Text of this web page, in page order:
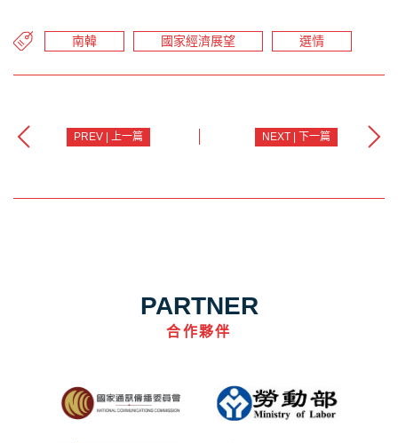
南韓 國家經濟展望 選情
PREV | 上一篇 NEXT | 下一篇
PARTNER
合作夥伴